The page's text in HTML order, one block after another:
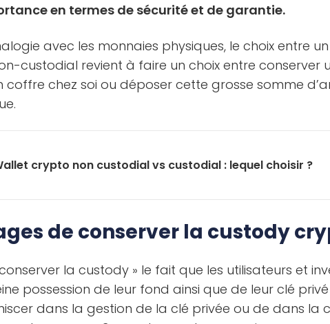
en termes de sécurité et de garantie.
avec les monnaies physiques, le choix entre
custodial revient à faire un choix entre conserver
coffre chez soi ou déposer cette grosse somme
crypto non custodial vs custodial : lequel choisir ?
de conserver la custody
la custody » le fait que les utilisateurs et
possession de leur fond ainsi que de leur clé
dans la gestion de la clé privée ou de dans la